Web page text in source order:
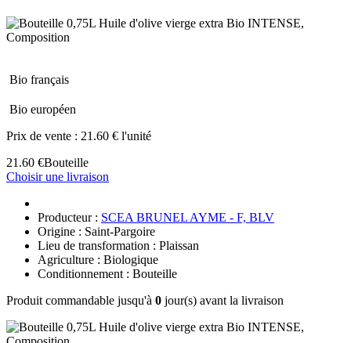
Bio français
Bio européen
Prix de vente : 21.60 € l'unité
21.60 €Bouteille
Choisir une livraison
Producteur : SCEA BRUNEL AYME - F, BLV
Origine : Saint-Pargoire
Lieu de transformation : Plaissan
Agriculture : Biologique
Conditionnement : Bouteille
Produit commandable jusqu'à 0 jour(s) avant la livraison